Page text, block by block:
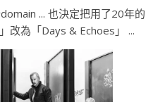
... 也決定把用了20年的
改為「Days & Echoes」 ...